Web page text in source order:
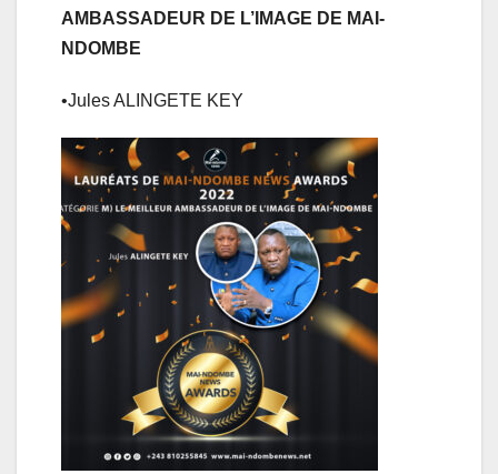
AMBASSADEUR DE L’IMAGE DE MAI-
NDOMBE
•Jules ALINGETE KEY